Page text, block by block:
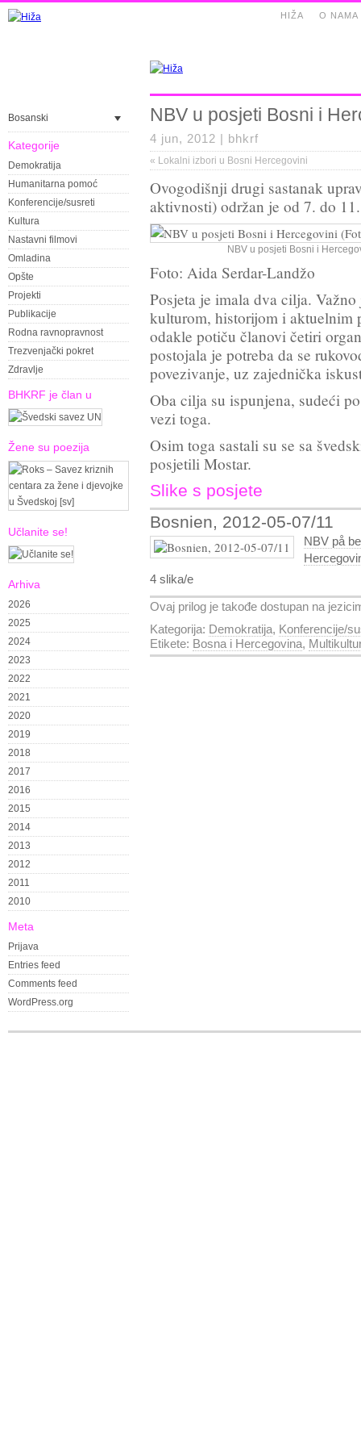
O NAMA
HIŽA
Bosanski
Kategorije
Demokratija
Humanitarna pomoć
Konferencije/susreti
Kultura
Nastavni filmovi
Omladina
Opšte
Projekti
Publikacije
Rodna ravnopravnost
Trezvenjački pokret
Zdravlje
BHKRF je član u
Žene su poezija
Učlanite se!
Arhiva
2026
2025
2024
2023
2022
2021
2020
2019
2018
2017
2016
2015
2014
2013
2012
2011
2010
Meta
Prijava
Entries feed
Comments feed
WordPress.org
NBV u posjeti Bosni i
4 jun, 2012 | bhkrf
« Lokalni izbori u Bosni Hercegovini
Ovogodišnji drugi sastanak
aktivnosti) održan je od 7. do
NBV u posjeti Bosni i
Foto: Aida Serdar-Landžo
Posjeta je imala dva cilja.
kulturom, historijom i aktuelnim
odakle potiču članovi četiri
postojala je potreba da se
povezivanje, uz zajednička
Oba cilja su ispunjena, sudeći
vezi toga.
Osim toga sastali su se sa
posjetili Mostar.
Slike s posjete
Bosnien, 2012-05-07/11
NBV på
4 slika/e
Ovaj prilog je takođe dostupan na
Kategorija: Demokratija, Konferencije/
Etikete: Bosna i Hercegovina,